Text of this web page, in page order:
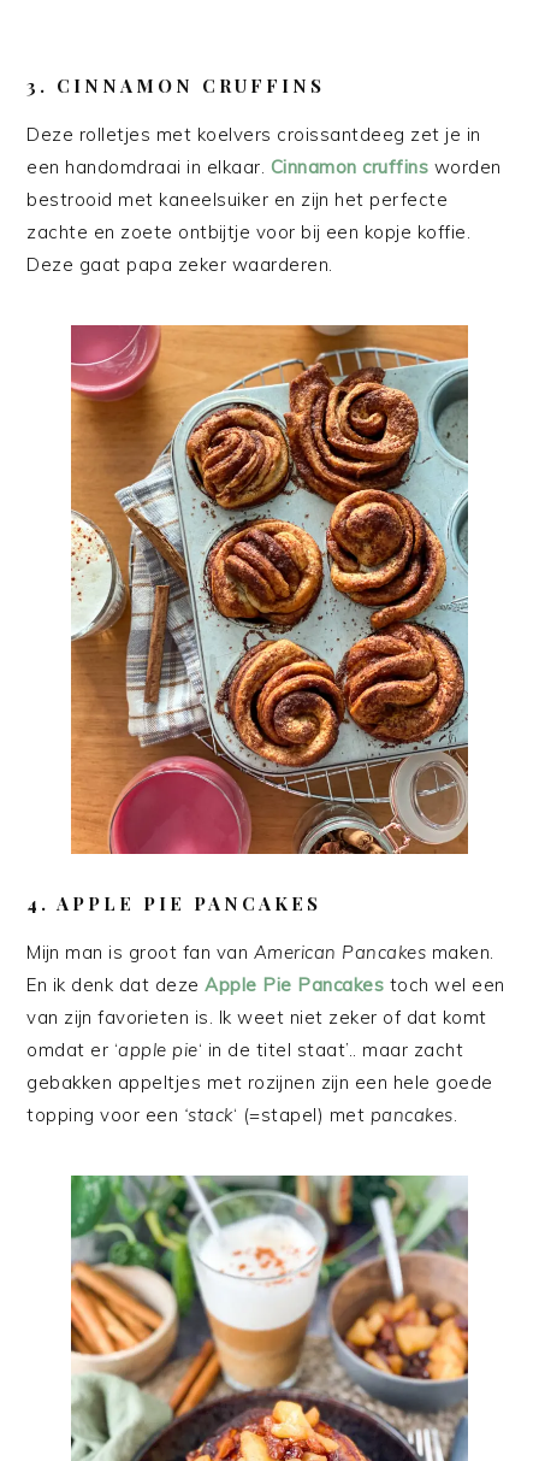
3. CINNAMON CRUFFINS
Deze rolletjes met koelvers croissantdeeg zet je in
een handomdraai in elkaar. Cinnamon cruffins worden
bestrooid met kaneelsuiker en zijn het perfecte
zachte en zoete ontbijtje voor bij een kopje koffie.
Deze gaat papa zeker waarderen.
4. APPLE PIE PANCAKES
Mijn man is groot fan van American Pancakes maken.
En ik denk dat dezeApple Pie Pancakes toch wel een
van zijn favorieten is. Ik weet niet zeker of dat komt
omdat er ‘apple pie‘ in de titel staat’.. maar zacht
gebakken appeltjes met rozijnen zijn een hele goede
topping voor een ‘stack‘ (=stapel) met pancakes.